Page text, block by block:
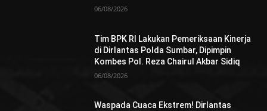
06/08/2026
Tim BPK RI Lakukan Pemeriksaan Kinerja
di Dirlantas Polda Sumbar, Dipimpin
Kombes Pol. Reza Chairul Akbar Sidiq
06/08/2026
Waspada Cuaca Ekstrem! Dirlantas